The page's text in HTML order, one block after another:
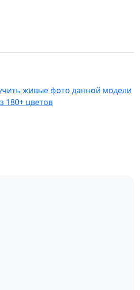
живые фото данной модели
180+ цветов